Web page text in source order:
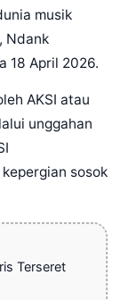
musik
Ndank
18 April 2026.
AKSI atau
unggahan
sosok
Terseret